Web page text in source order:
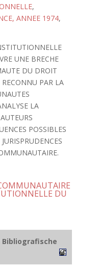
,
ANNEE 1974,
UNE BRECHE
DU DROIT
PAR LA
LA
POSSIBLES
DU